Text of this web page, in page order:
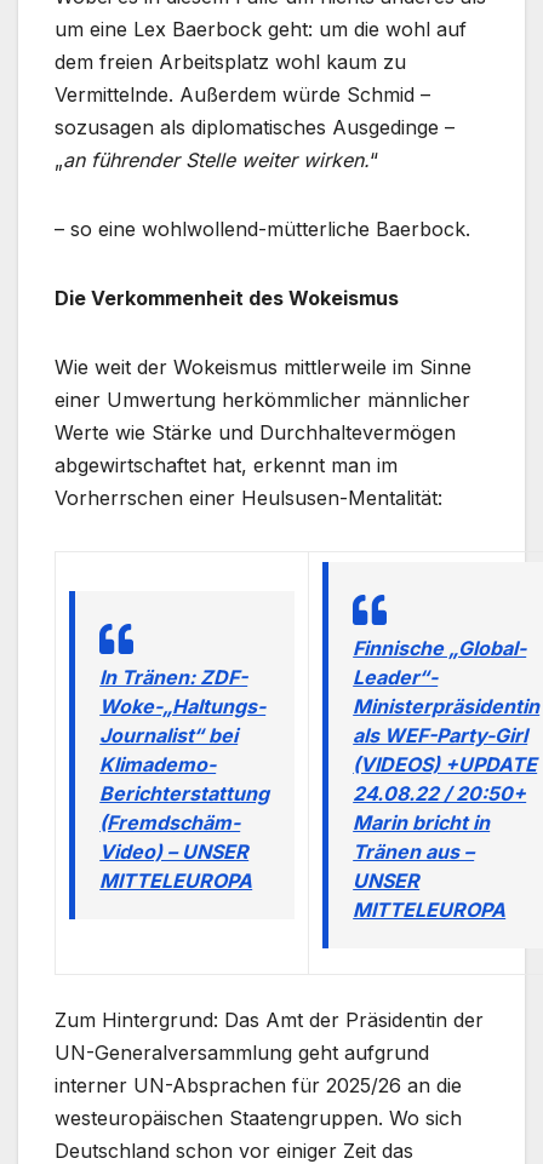
um eine Lex Baerbock geht: um die wohl auf
dem freien Arbeitsplatz wohl kaum zu
Vermittelnde. Außerdem würde Schmid –
sozusagen als diplomatisches Ausgedinge –
„an führender Stelle weiter wirken.“
– so eine wohlwollend-mütterliche Baerbock.
Die Verkommenheit des Wokeismus
Wie weit der Wokeismus mittlerweile im Sinne
einer Umwertung herkömmlicher männlicher
Werte wie Stärke und Durchhaltevermögen
abgewirtschaftet hat, erkennt man im
Vorherrschen einer Heulsusen-Mentalität:
In Tränen: ZDF-
Woke-„Haltungs-
Journalist“ bei
Klimademo-
Berichterstattung
(Fremdschäm-
Video) – UNSER
MITTELEUROPA
Finnische „Global-
Leader“-
Ministerpräsidentin
als WEF-Party-Girl
(VIDEOS) +UPDATE
24.08.22 / 20:50+
Marin bricht in
Tränen aus –
UNSER
MITTELEUROPA
Zum Hintergrund: Das Amt der Präsidentin der
UN-Generalversammlung geht aufgrund
interner UN-Absprachen für 2025/26 an die
westeuropäischen Staatengruppen. Wo sich
Deutschland schon vor einiger Zeit das